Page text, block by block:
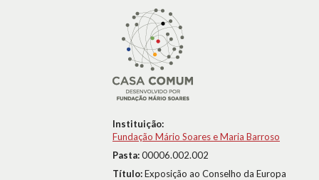
Instituição:
Fundação Mário Soares e Maria Barroso
Pasta:00006.002.002
Título:Exposição ao Conselho da Europa